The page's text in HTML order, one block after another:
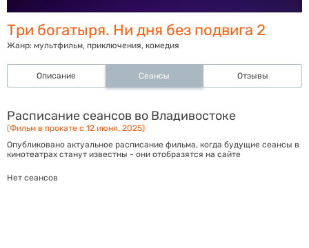
Три богатыря. Ни дня без подвига 2
Жанр: мультфильм, приключения, комедия
Описание Сеансы Отзывы
Расписание сеансов во Владивостоке
(Фильм в прокате с 12 июня, 2025)
Опубликовано актуальное расписание фильма, когда будущие сеансы в
кинотеатрах станут известны - они отобразятся на сайте
Нет сеансов